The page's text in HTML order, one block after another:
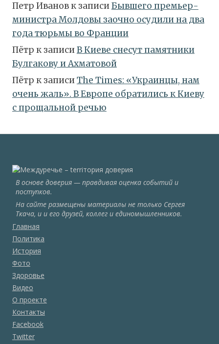
Петр Ивановк записиБывшего премьер-
министра Молдовы заочно осудили на два
года тюрьмы во Франции
Пётр к записиВ Киеве снесут памятники
Булгакову и Ахматовой
Пётр к записиТhe Times: «Украинцы, нам
очень жаль». В Европе обратились к Киеву
с прощальной речью
В основе доверия — правдивая оценка событий и
поступков.
На сайте размещены материалы не только Сергея
Ткача, и и его друзей, коллег и единомышленников.
Главная
Политика
История
Фото
Здоровье
Видео
О проекте
Контакты
Facebook
Twitter